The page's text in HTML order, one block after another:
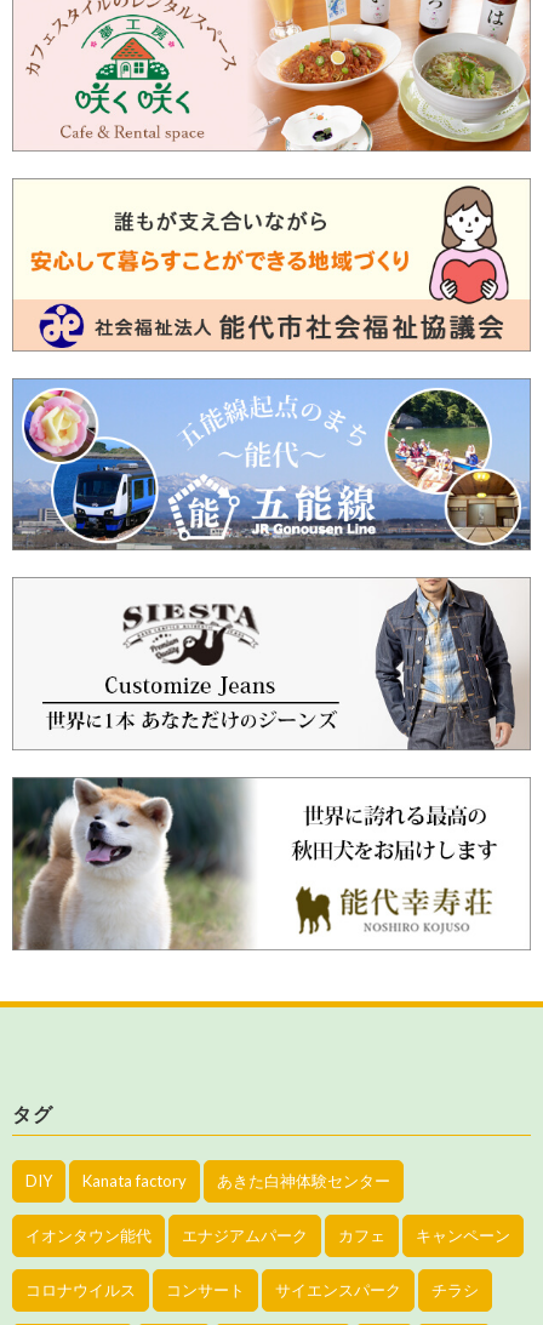
タグ
DIY Kanata factory あきた白神体験センター
イオンタウン能代 エナジアムパーク カフェ キャンペーン
コロナウイルス コンサート サイエンスパーク チラシ